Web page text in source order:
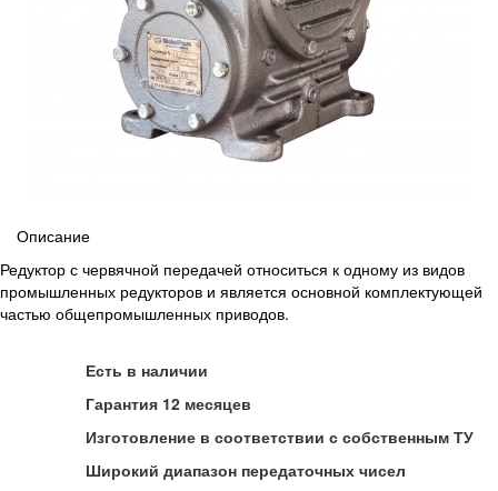
Описание
Редуктор с червячной передачей относиться к одному из видов
промышленных редукторов и является основной комплектующей
частью общепромышленных приводов.
Есть в наличии
Гарантия 12 месяцев
Изготовление в соответствии с собственным ТУ
Широкий диапазон передаточных чисел